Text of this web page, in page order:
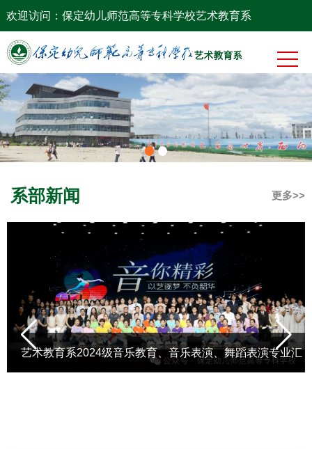
欢迎访问：保定幼儿师范高等专科学校艺术教育系
系部概况
新闻中心
专业建设
教学科研
育人团队
招生就业
作品展厅
下载专区
系部新闻 更多>>
艺术教育系2024级音乐教育、音乐表演、舞蹈表演专业汇